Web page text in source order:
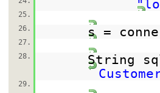
25.
26.
s =
27.
28.
String
29.